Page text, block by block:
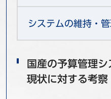
システムの維持・
国産の予算管理
現状に対する考察